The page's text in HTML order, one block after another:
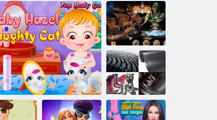
Skryté objekty:
pirátsky poklad